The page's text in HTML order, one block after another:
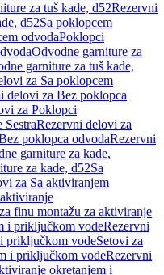
za tuš kade, d52Rezervni
d52Sa poklopcem
odvodaPoklopci
Odvodne garniture za
garniture za tuš kade,
za Sa poklopcem
delovi za Bez poklopca
za Poklopci
SestraRezervni delovi za
poklopca odvodaRezervni
garniture za kade,
za kade, d52Sa
za Sa aktiviranjem
finu montažu za aktiviranje
i priključkom vodeRezervni
priključkom vodeSetovi za
i priključkom vodeRezervni
okretanjem i